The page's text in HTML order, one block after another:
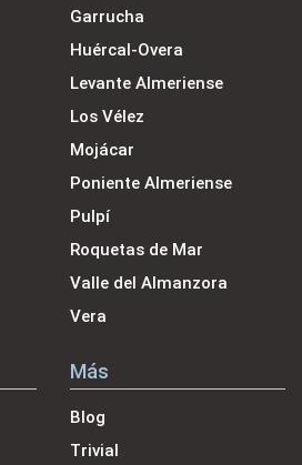
Garrucha
Huércal-Overa
Levante Almeriense
Los Vélez
Mojácar
Poniente Almeriense
Pulpí
Roquetas de Mar
Valle del Almanzora
Vera
Más
Blog
Trivial